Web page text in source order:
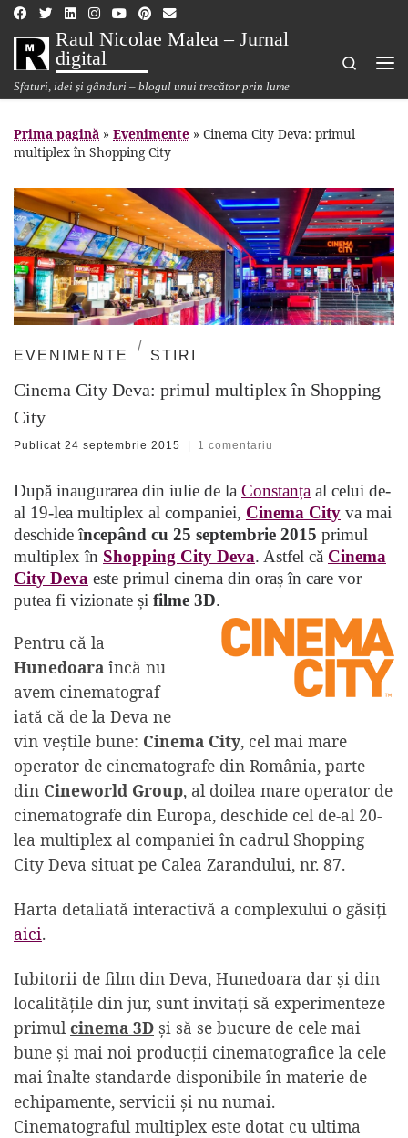
Raul Nicolae Malea – Jurnal
digital
Sfaturi, idei și gânduri – blogul unui trecător prin lume
Search
Prima pagină » Evenimente » Cinema City Deva: primul
multiplex în Shopping City
EVENIMENTE STIRI
Cinema City Deva: primul multiplex în Shopping
City
Publicat 24 septembrie 2015 | 1 comentariu
După inaugurarea din iulie de la Constanța al celui de-
al 19-lea multiplex al companiei, Cinema City va mai
deschide începând cu 25 septembrie 2015 primul
multiplex în Shopping City Deva. Astfel că Cinema
City Deva este primul cinema din oraș în care vor
putea fi vizionate și filme 3D.
Pentru că la
Hunedoara încă nu
avem cinematograf
iată că de la Deva ne
vin veștile bune: Cinema City, cel mai mare
operator de cinematografe din România, parte
din Cineworld Group, al doilea mare operator de
cinematografe din Europa, deschide cel de-al 20-
lea multiplex al companiei în cadrul Shopping
City Deva situat pe Calea Zarandului, nr. 87.
Harta detaliată interactivă a complexului o găsiți
aici.
Iubitorii de film din Deva, Hunedoara dar și din
localitățile din jur, sunt invitați să experimenteze
primulcinema 3D și să se bucure de cele mai
bune și mai noi producții cinematografice la cele
mai înalte standarde disponibile în materie de
echipamente, servicii și nu numai.
Cinematograful multiplex este dotat cu ultima